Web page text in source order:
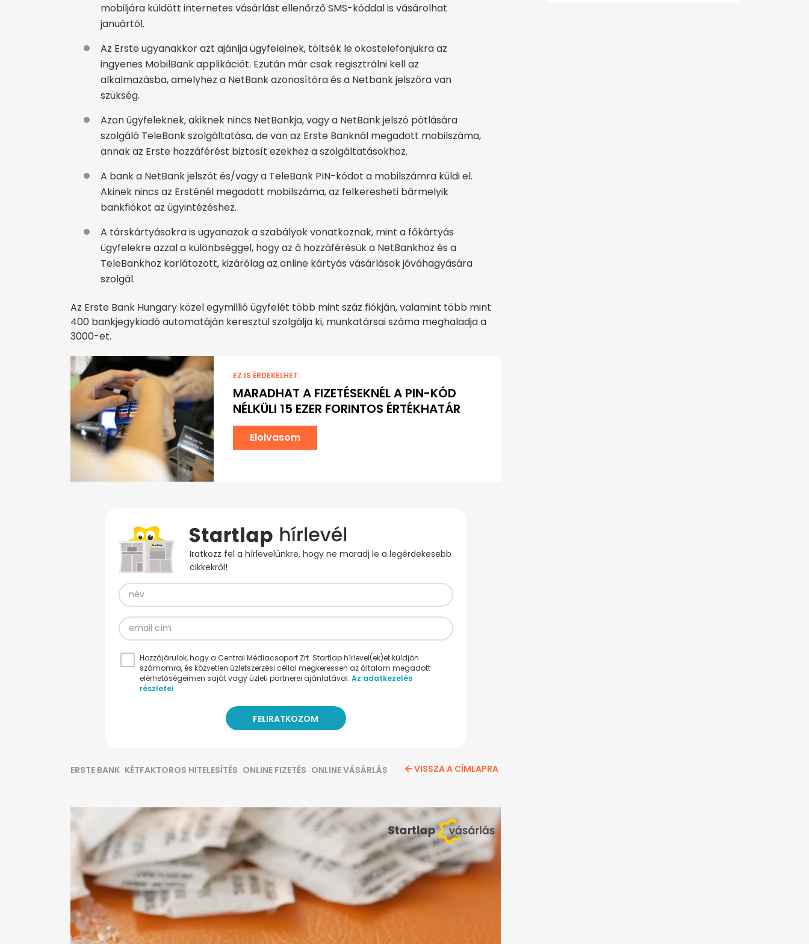
mobiljára küldött internetes vásárlást ellenőrző SMS-kóddal is vásárolhat
januártól.
Az Erste ugyanakkor azt ajánlja ügyfeleinek, töltsék le okostelefonjukra az
ingyenes MobilBank applikációt. Ezután már csak regisztrálni kell az
alkalmazásba, amelyhez a NetBank azonosítóra és a Netbank jelszóra van
szükség.
Azon ügyfeleknek, akiknek nincs NetBankja, vagy a NetBank jelszó pótlására
szolgáló TeleBank szolgáltatása, de van az Erste Banknál megadott mobilszáma,
annak az Erste hozzáférést biztosít ezekhez a szolgáltatásokhoz.
A bank a NetBank jelszót és/vagy a TeleBank PIN-kódot a mobilszámra küldi el.
Akinek nincs az Ersténél megadott mobilszáma, az felkeresheti bármelyik
bankfiókot az ügyintézéshez.
A társkártyásokra is ugyanazok a szabályok vonatkoznak, mint a főkártyás
ügyfelekre azzal a különbséggel, hogy az ő hozzáférésük a NetBankhoz és a
TeleBankhoz korlátozott, kizárólag az online kártyás vásárlások jóváhagyására
szolgál.
Az Erste Bank Hungary közel egymillió ügyfelét több mint száz fiókján, valamint több mint
400 bankjegykiadó automatáján keresztül szolgálja ki, munkatársai száma meghaladja a
3000-et.
EZ IS ÉRDEKELHET:
MARADHAT A FIZETÉSEKNÉL A PIN-KÓD
NÉLKÜLI 15 EZER FORINTOS ÉRTÉKHATÁR
Elolvasom
Iratkozz fel a hírlevelünkre, hogy ne maradj le a legérdekesebb
cikkekről!
Hozzájárulok, hogy a Central Médiacsoport Zrt. Startlap hírlevel(ek)et küldjön
számomra, és közvetlen üzletszerzési céllal megkeressen az általam megadott
elérhetőségeimen saját vagy üzleti partnerei ajánlatával. Az adatkezelés
részletei
ERSTE BANK KÉTFAKTOROS HITELESÍTÉS ONLINE FIZETÉS ONLINE VÁSÁRLÁS VISSZA A CÍMLAPRA